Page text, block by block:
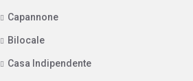
Capannone
Bilocale
Casa Indipendente